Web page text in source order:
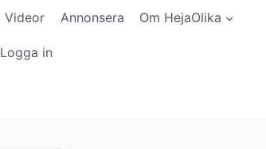
Videor Annonsera Om HejaOlika
Logga in